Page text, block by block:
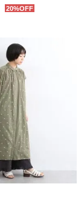
20%OFF